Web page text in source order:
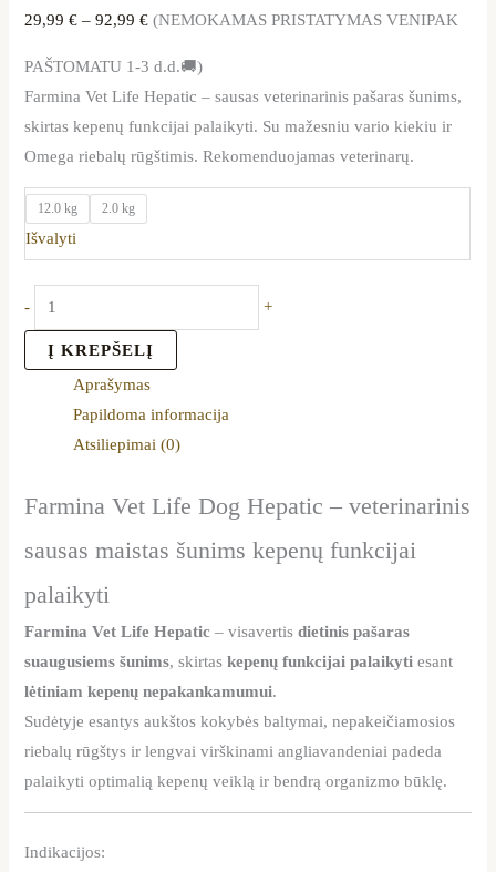
29,99€ – 92,99€ (NEMOKAMAS PRISTATYMAS VENIPAK
PAŠTOMATU 1-3 d.d.🚚)
Farmina Vet Life Hepatic – sausas veterinarinis pašaras šunims,
skirtas kepenų funkcijai palaikyti. Su mažesniu vario kiekiu ir
Omega riebalų rūgštimis. Rekomenduojamas veterinarų.
12.0 kg 2.0 kg
Išvalyti
- +
Į KREPŠELĮ
Aprašymas
Papildoma informacija
Atsiliepimai (0)
Farmina Vet Life Dog Hepatic – veterinarinis
sausas maistas šunims kepenų funkcijai
palaikyti
Farmina Vet Life Hepatic – visavertisdietinis pašaras
suaugusiems šunims, skirtaskepenų funkcijai palaikyti esant
lėtiniam kepenų nepakankamumui.
Sudėtyje esantys aukštos kokybės baltymai, nepakeičiamosios
riebalų rūgštys ir lengvai virškinami angliavandeniai padeda
palaikyti optimalią kepenų veiklą ir bendrą organizmo būklę.
Indikacijos: